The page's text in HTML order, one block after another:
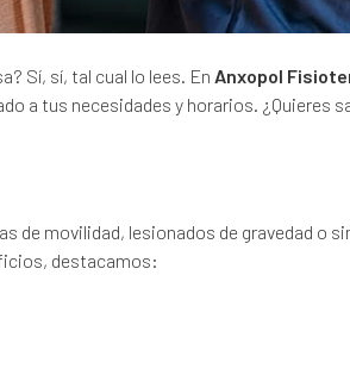
Sí, sí, tal cual lo lees. En Anxopol
a tus necesidades y horarios. ¿Quieres
de movilidad, lesionados de gravedad o
destacamos: